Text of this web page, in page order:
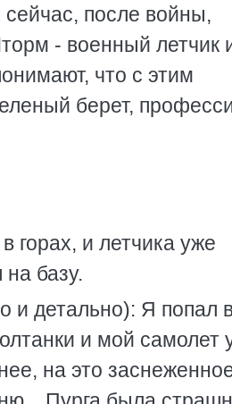
после войны,
- военный летчик
что с этим
берет,
горах, и летчика уже
базу.
и детально): Я попал
и мой самолет
на это